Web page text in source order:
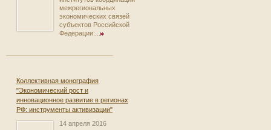
межрегиональных
экономических связей
субъектов Российской
Федерации:...
Коллективная монография
"Экономический рост и
инновационное развитие в регионах
РФ: инструменты активизации"
14 апреля 2016